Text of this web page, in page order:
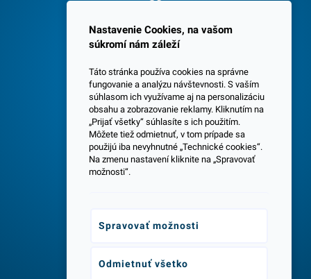
Spokojných 3600 zákazníkov
Centrála a predajňa v Senci
Nastavenie Cookies, na vašom
súkromí nám záleží
Táto stránka používa cookies na správne
fungovanie a analýzu návštevnosti. S vaším
súhlasom ich využívame aj na personalizáciu
obsahu a zobrazovanie reklamy. Kliknutím na
„Prijať všetky“ súhlasíte s ich použitím.
Môžete tiež odmietnuť, v tom prípade sa
použijú iba nevyhnutné „Technické cookies“.
Na zmenu nastavení kliknite na „Spravovať
možnosti“.
Spravovať možnosti
Odmietnuť všetko